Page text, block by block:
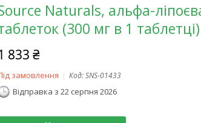
Naturals, альфа-
(300 мг в 1 таблетці)
833 ₴
замовлення Код:SNS-01433
Відправка з 22 серпня 2026